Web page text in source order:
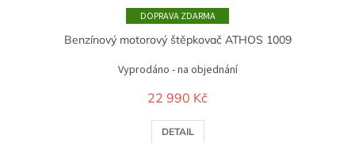
ZDARMA
Benzínový motorový štěpkovač ATHOS 1009
Vyprodáno - na objednání
22 990 Kč
DETAIL